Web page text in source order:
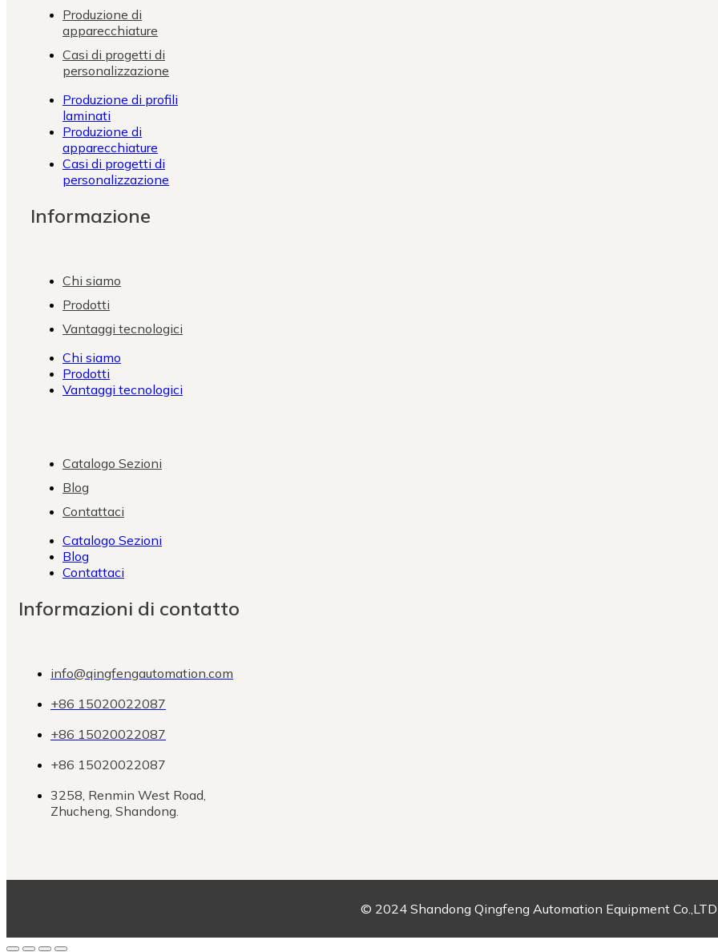
Produzione di
apparecchiature
Casi di progetti di
personalizzazione
Produzione di profili
laminati
Produzione di
apparecchiature
Casi di progetti di
personalizzazione
Informazione
Chi siamo
Prodotti
Vantaggi tecnologici
Chi siamo
Prodotti
Vantaggi tecnologici
Catalogo Sezioni
Blog
Contattaci
Catalogo Sezioni
Blog
Contattaci
Informazioni di contatto
info@qingfengautomation.com
+86 15020022087
+86 15020022087
+86 15020022087
3258, Renmin West Road,
Zhucheng, Shandong.
© 2024 Shandong Qingfeng Automation Equipment Co.,LTD